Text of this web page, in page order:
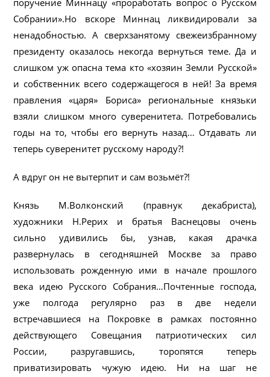
поручение Миннацу «проработать вопрос о Русском
Собрании».Но вскоре Миннац ликвидировали за
ненадобностью. А сверхзанятому свежеизбранному
президенту оказалось некогда вернуться теме. Да и
слишком уж опасна тема кто «хозяин Земли Русской»
и собственник всего содержащегося в ней! За время
правления «царя» Бориса» региональные князьки
взяли слишком много суверенитета. Потребовались
годы на то, чтобы его вернуть назад… Отдавать ли
теперь суверенитет русскому народу?!
А вдруг он не вытерпит и сам возьмёт?!
Князь М.Волконский (правнук декабриста),
художники Н.Рерих и братья Васнецовы очень
сильно удивились бы, узнав, какая драчка
развернулась в сегодняшней Москве за право
использовать рожденную ими в начале прошлого
века идею Русского Собрания…Почтенные господа,
уже полгода регулярно раз в две недели
встречавшиеся на Покровке в рамках постоянно
действующего Совещания патриотических сил
России, разругавшись, торопятся теперь
приватизировать чужую идею. Ни на шаг не